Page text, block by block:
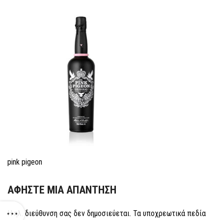
pink pigeon
ΑΦΉΣΤΕ ΜΙΑ ΑΠΆΝΤΗΣΗ
Η ηλ. διεύθυνση σας δεν δημοσιεύεται. Τα υποχρεωτικά πεδία